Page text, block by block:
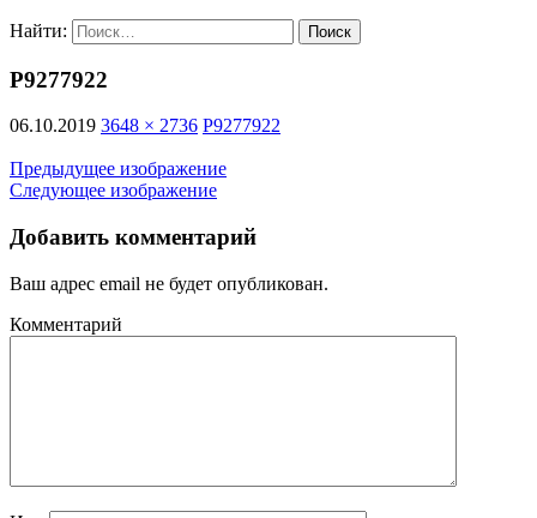
Найти:
P9277922
06.10.2019 3648 × 2736 P9277922
Предыдущее изображение
Следующее изображение
Добавить комментарий
Ваш адрес email не будет опубликован.
Комментарий